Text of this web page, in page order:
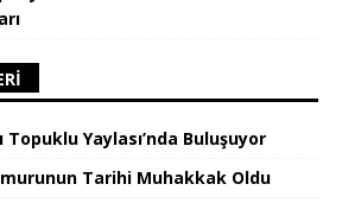
Topuklu Yaylası’nda Buluşuyor
Tarihi Muhakkak Oldu